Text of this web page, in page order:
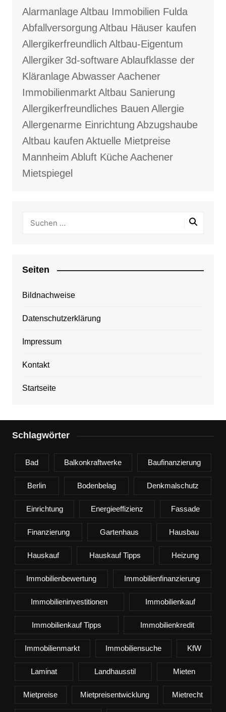
AlarmanlageAltbau Immobilien Fulda
Abfallversorgung Altbau Häuser kaufen
Allergikerfreundlich Altbau-Eigentum
Allergiker 3d-softwareAblaufklasse der
KläranlageAbwasserAachener
ImmobilienmarktAltbau Sanierung
Allergikerfreundliches Bauen Allergie
Allergenarme Einrichtung Abzugshaube
Altbau kaufen Aktuelle Mietpreise
Mannheim Abluft KücheAachener
Mietspiegel
Seiten
Bildnachweise
Datenschutzerklärung
Impressum
Kontakt
Startseite
Schlagwörter
Bad Balkonkraftwerke Baufinanzierung
Berlin Bodenbelag Denkmalschutz
Einrichtung Energieeffizienz Fassade
Finanzierung Gartenhaus Hausbau
Hauskauf Hauskauf Tipps Heizung
Immobilienbewertung Immobilienfinanzierung
Immobilieninvestitionen Immobilienkauf
Immobilienkauf Tipps Immobilienkredit
Immobilienmarkt Immobiliensuche KfW
Laminat Landhausstil Mieten
Mietpreise Mietpreisentwicklung Mietrecht